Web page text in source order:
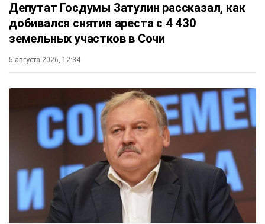
Депутат Госдумы Затулин рассказал, как
добивался снятия ареста с 4 430
земельных участков в Сочи
5 августа 2026, 12:34